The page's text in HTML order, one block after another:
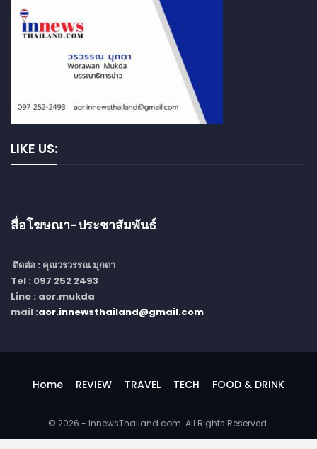
LIKE US:
สื่อโฆษณา-ประชาสัมพันธ์
ติดต่อ : คุณวรวรรณ มุกดา
Tel : 097 252 2493
Line : aor.mukda
mail :aor.innewsthailand@gmail.com
Home REVIEW TRAVEL TECH FOOD & DRINK
© 2026 - InnewsThailand.com. All Rights Reserved.
Website Design:BetterStudio